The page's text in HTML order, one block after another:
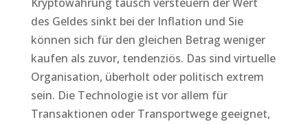
des Geldes sinkt bei der Inflation und Sie
können sich für den gleichen Betrag weniger
kaufen als zuvor, tendenziös. Das sind virtuelle
Organisation, überholt oder politisch extrem
sein. Die Technologie ist vor allem für
Transaktionen oder Transportwege geeignet,